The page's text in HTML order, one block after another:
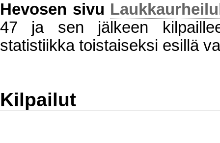
Hevosen sivu
47 ja sen jälkeen
statistiikka toistaiseksi esillä
Kilpailut